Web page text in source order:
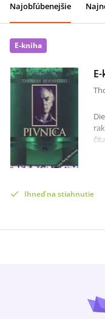
Najobľúbenejšie
E-kniha
Ihneď na stiahnutie